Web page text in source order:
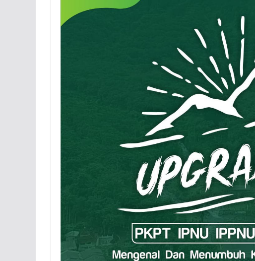
GALERI NASIHAT
Nasihat: Hidup Tanpa
Dendam